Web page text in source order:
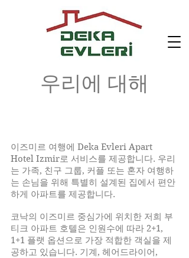
우리에 대해
이즈미르 여행에 Deka Evleri Apart
Hotel Izmir로 서비스를 제공합니다. 우리
는 가족, 친구 그룹, 커플 또는 혼자 여행하
는 손님을 위해 특별히 설계된 집에서 편안
하게 아파트를 제공합니다.
​코낙의 이즈미르 중심가에 위치한 저희 부
티크 아파트 호텔은 인원수에 따라 2+1,
1+1 플랫 옵션으로 가장 적합한 객실을 제
공하고 있습니다. 기계, 헤어드라이어,